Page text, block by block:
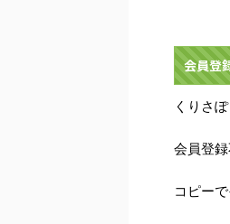
会員登
くりさ
会員登
コピー